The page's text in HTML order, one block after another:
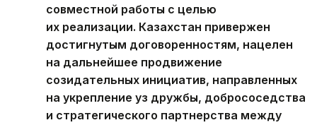
совместной работы с целью
их реализации. Казахстан привержен
достигнутым договоренностям, нацелен
на дальнейшее продвижение
созидательных инициатив, направленных
на укрепление уз дружбы, добрососедства
и стратегического партнерства между